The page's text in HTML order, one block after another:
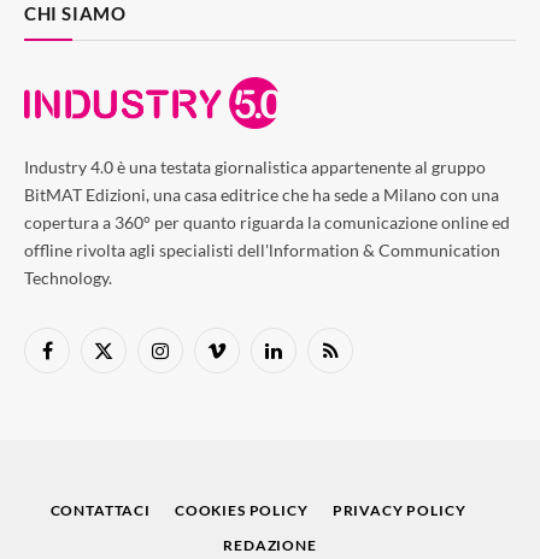
CHI SIAMO
Industry 4.0 è una testata giornalistica appartenente al gruppo
BitMAT Edizioni, una casa editrice che ha sede a Milano con una
copertura a 360° per quanto riguarda la comunicazione online ed
offline rivolta agli specialisti dell'lnformation & Communication
Technology.
Facebook
X
InstagramVimeo LinkedInRSS
CONTATTACI COOKIES POLICY
PRIVACY POLICY
REDAZIONE